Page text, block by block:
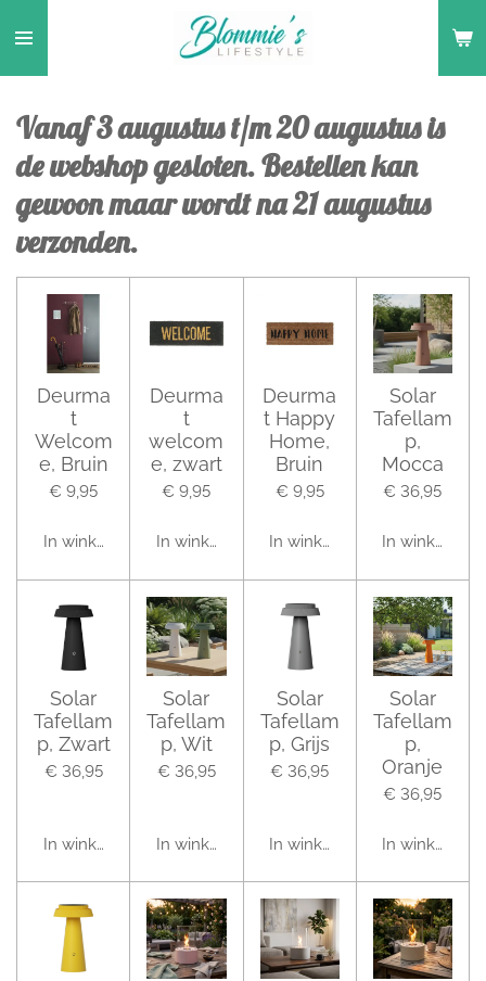
direct
naar
hoofdinhoud
Vanaf 3 augustus t/m 20 augustus is
de webshop gesloten. Bestellen kan
gewoon maar wordt na 21 augustus
verzonden.
Deurma
t
Welcom
e, Bruin
€ 9,95
In winkelwagen
Deurma
t
welcom
e, zwart
€ 9,95
In winkelwagen
Deurma
t Happy
Home,
Bruin
€ 9,95
In winkelwagen
Solar
Tafellam
p,
Mocca
€ 36,95
In
Solar
Tafellam
p, Zwart
€ 36,95
In winkelwagen
Solar
Tafellam
p, Wit
€ 36,95
In winkelwagen
Solar
Tafellam
p, Grijs
€ 36,95
In winkelwagen
Solar
Tafellam
p,
Oranje
€ 36,95
In